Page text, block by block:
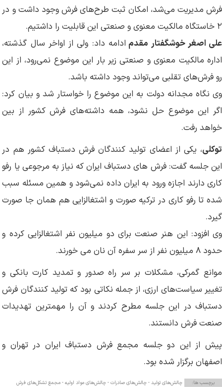
فرش مدیریت می‌شد، امکان ثبت طرح‌های فرش وجود داشت و در
۲ خاستگاه مالکیت معنوی و صنعتی این قابلیت را داشتیم.
علی اصغر خوشگفتار مقدم ادامه داد: ولی از اواخر سال گذشته،
اداره مالکیت معنوی و صنعتی زیر بار این موضوع نمی‌رود، از این
رو فرش‌های تقلبی می‌تواند وجود داشته باشد.
وی نگاه مجدانه دولت به این موضوع را خواستار شد و بیان کرد:
اگر این موضوع حل نشود، همه داشته‌های فرش کشور از بین
خواهد رفت.
توکلی، یکی از اعضای تولید کنندگان فرش دستباف کشور هم در
این جلسه گفت: فرش های دستباف ایران که نیاز به مرجوعی یا رفو
کاری دارند اجازه ورود به ایران داده نمی‌شود و همین مسئله سبب
شده تا رفو کاری در ترکیه صورت و اشتغالزایی هم همان جا صورت
گیرد.
وی افزود: این هنر صنعت برای دو میلیون نفر اشتغالزایی کرده و
حدود ۸ میلیون نفر از سر سفره آن نان می خورند.
موانع گمرکی، مشکلات بر سر راه صدور و تمدید کارت بانکی و
تغییر سیاست‌های ارزی، از جمله نکاتی بود که تولید کنندگان فرش
دستباف در این جلسه مطرح کردند و آن را مهمترین تهدیدات
صنعت فرش دانستند.
پیش از این دو جلسه مجمع فرش دستباف ایران در تهران و
اصفهان برگزار شده بود.
برچسب ها: چالش‌های تولید - چالش‌های صادرات - چالش‌های مواد اولیه - مجمع تشکل‌های فرش